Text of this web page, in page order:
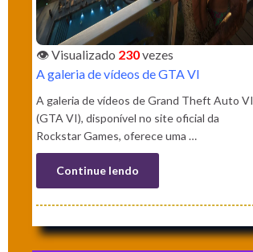
👁️ Visualizado 230vezes
A galeria de vídeos de GTA VI
A galeria de vídeos de Grand Theft Auto VI
(GTA VI), disponível no site oficial da
Rockstar Games, oferece uma …
Continue lendo